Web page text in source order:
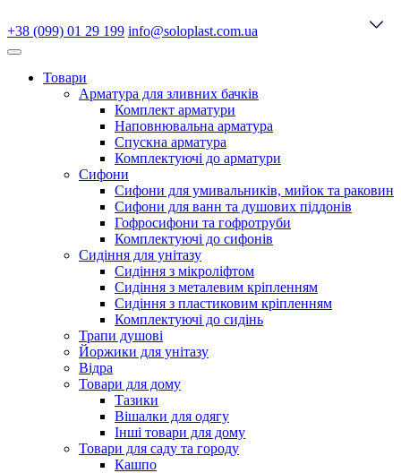
+38 (099) 01 29 199 info@soloplast.com.ua
Товари
Арматура для зливних бачків
Комплект арматури
Наповнювальна арматура
Спускна арматура
Комплектуючі до арматури
Сифони
Сифони для умивальників, мийок та раковин
Сифони для ванн та душових піддонів
Гофросифони та гофротруби
Комплектуючі до сифонів
Сидіння для унітазу
Сидіння з мікроліфтом
Сидіння з металевим кріпленням
Сидіння з пластиковим кріпленням
Комплектуючі до сидінь
Трапи душові
Йоржики для унітазу
Відра
Товари для дому
Тазики
Вішалки для одягу
Інші товари для дому
Товари для саду та городу
Кашпо